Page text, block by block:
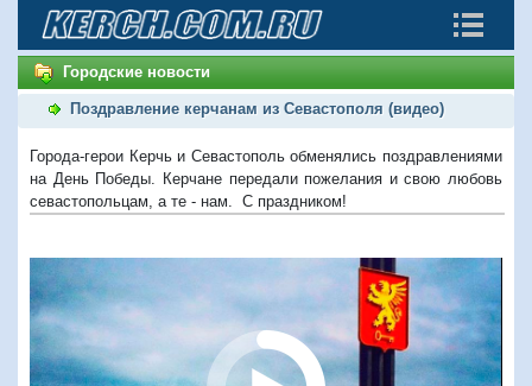
Городские новости
Поздравление керчанам из Севастополя (видео)
Города-герои Керчь и Севастополь обменялись поздравлениями
на День Победы. Керчане передали пожелания и свою любовь
севастопольцам, а те - нам. С праздником!